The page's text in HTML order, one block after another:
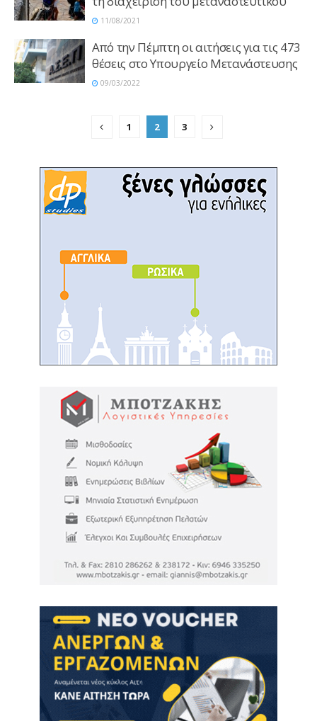
11/08/2021
Από την Πέμπτη οι αιτήσεις για τις 473
θέσεις στο Υπουργείο Μετανάστευσης
09/03/2022
1 2 3